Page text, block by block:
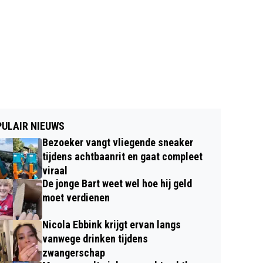
NIEUWS
Bezoeker vangt vliegende sneaker
tijdens achtbaanrit en gaat compleet
viraal
De jonge Bart weet wel hoe hij geld
moet verdienen
Nicola Ebbink krijgt ervan langs
vanwege drinken tijdens
zwangerschap